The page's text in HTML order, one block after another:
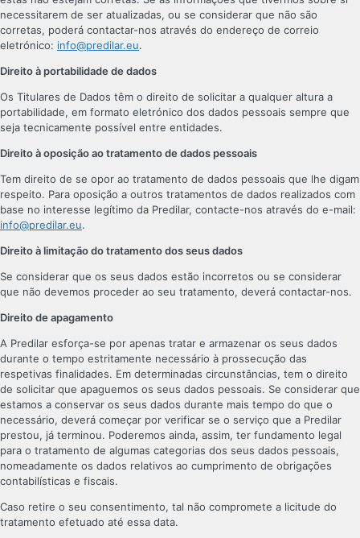
necessitarem de ser atualizadas, ou se considerar que não são
corretas, poderá contactar-nos através do endereço de correio
eletrónico: info@predilar.eu.
Direito à portabilidade de dados
Os Titulares de Dados têm o direito de solicitar a qualquer altura a
portabilidade, em formato eletrónico dos dados pessoais sempre que
seja tecnicamente possível entre entidades.
Direito à oposição ao tratamento de dados pessoais
Tem direito de se opor ao tratamento de dados pessoais que lhe digam
respeito. Para oposição a outros tratamentos de dados realizados com
base no interesse legítimo da Predilar, contacte-nos através do e-mail:
info@predilar.eu.
Direito à limitação do tratamento dos seus dados
Se considerar que os seus dados estão incorretos ou se considerar
que não devemos proceder ao seu tratamento, deverá contactar-nos.
Direito de apagamento
A Predilar esforça-se por apenas tratar e armazenar os seus dados
durante o tempo estritamente necessário à prossecução das
respetivas finalidades. Em determinadas circunstâncias, tem o direito
de solicitar que apaguemos os seus dados pessoais. Se considerar que
estamos a conservar os seus dados durante mais tempo do que o
necessário, deverá começar por verificar se o serviço que a Predilar
prestou, já terminou. Poderemos ainda, assim, ter fundamento legal
para o tratamento de algumas categorias dos seus dados pessoais,
nomeadamente os dados relativos ao cumprimento de obrigações
contabilísticas e fiscais.
Caso retire o seu consentimento, tal não compromete a licitude do
tratamento efetuado até essa data.